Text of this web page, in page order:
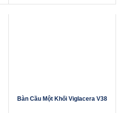
Bàn Cầu Một Khối Viglacera V38